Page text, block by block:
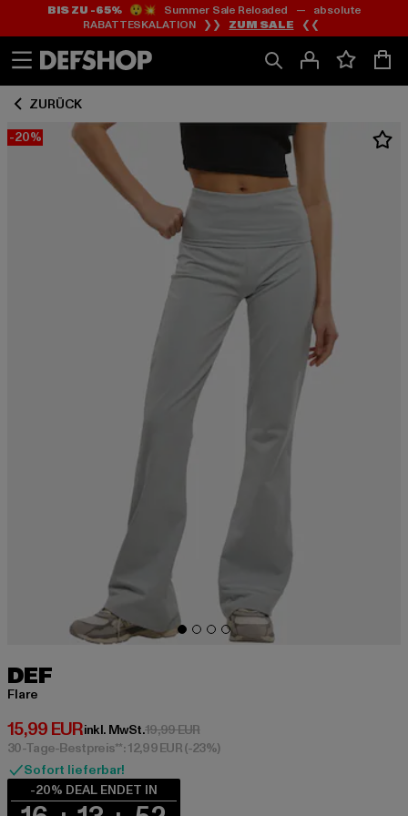
Zum
Inhalt
springen
Zum
Fußzeile
springen
BIS ZU -65%😲💥 Summer Sale Reloaded — absolute
RABATTESKALATION ❯❯ ZUM SALE ❮❮
ZURÜCK
-20%
DEF
Flare
15,99 EUR
Derzeitiger Preis: 15,99 EUR
inkl. MwSt.19,99 EURAktionspreis: 19,99 EUR
30-Tage-Bestpreis**: 12,99 EUR(-23%)
Sofort lieferbar!
-20% DEAL ENDET IN